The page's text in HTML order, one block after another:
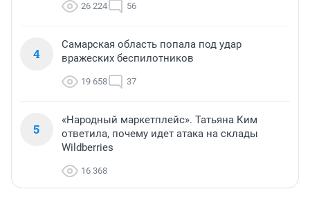
26 224 56
4
Самарская область попала под удар
вражеских беспилотников
19 658 37
5
«Народный маркетплейс». Татьяна Ким
ответила, почему идет атака на склады
Wildberries
16 368